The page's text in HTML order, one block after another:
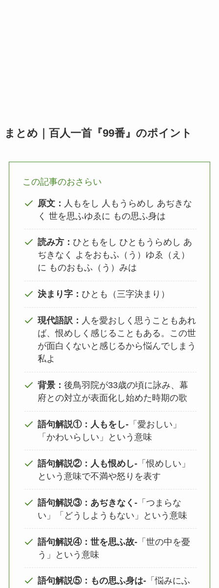
まとめ｜百人一首『99番』のポイント
この記事のおさらい
原文： 人もをし 人もうらめし あぢきな
く 世を思ふゆゑに もの思ふ身は
読み方： ひともをし ひともうらめし あ
ぢきなく よをおもふ（う）ゆゑ（え）
に ものおもふ（う）みは
決まり字： ひとも（三字決まり）
現代語訳： 人を愛おしく思うこともあれ
ば、恨めしく感じることもある。この世
が面白くないと感じるから悩んでしまう
私よ
背景：後鳥羽院が33歳の頃に詠み、幕
府との対立が表面化し始めた時期の歌
語句解説①：人もをし‐ 「愛おしい」
「かわいらしい」という意味
語句解説②：人も恨めし‐ 「恨めしい」
という意味で不満や怒りを表す
語句解説③：あぢきなく‐ 「つまらな
い」「どうしようもない」という意味
語句解説④：世を思ふ故‐ 「世の中を憂
う」という意味
語句解説⑤：もの思ふ身は‐ 「悩みにふ